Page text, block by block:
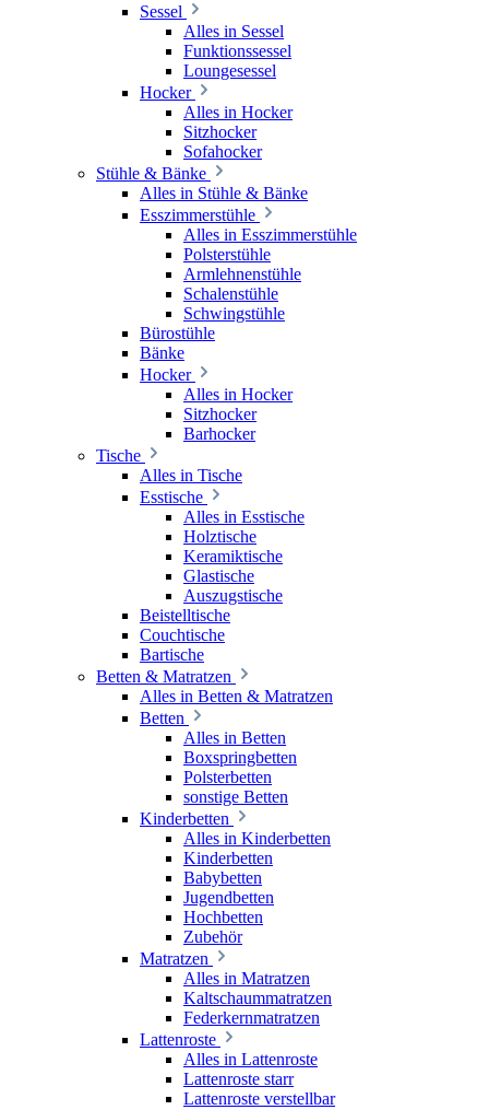
Sessel
Alles in Sessel
Funktionssessel
Loungesessel
Hocker
Alles in Hocker
Sitzhocker
Sofahocker
Stühle & Bänke
Alles in Stühle & Bänke
Esszimmerstühle
Alles in Esszimmerstühle
Polsterstühle
Armlehnenstühle
Schalenstühle
Schwingstühle
Bürostühle
Bänke
Hocker
Alles in Hocker
Sitzhocker
Barhocker
Tische
Alles in Tische
Esstische
Alles in Esstische
Holztische
Keramiktische
Glastische
Auszugstische
Beistelltische
Couchtische
Bartische
Betten & Matratzen
Alles in Betten & Matratzen
Betten
Alles in Betten
Boxspringbetten
Polsterbetten
sonstige Betten
Kinderbetten
Alles in Kinderbetten
Kinderbetten
Babybetten
Jugendbetten
Hochbetten
Zubehör
Matratzen
Alles in Matratzen
Kaltschaummatratzen
Federkernmatratzen
Lattenroste
Alles in Lattenroste
Lattenroste starr
Lattenroste verstellbar